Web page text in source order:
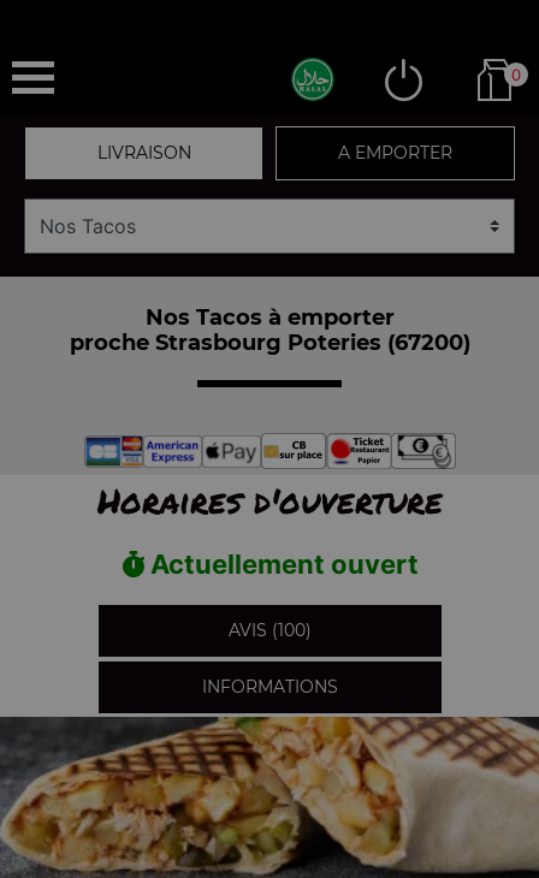
0
LIVRAISON A EMPORTER
Nos Tacos à emporter
proche Strasbourg Poteries (67200)
Horaires d'ouverture
Actuellement ouvert
AVIS (100)
INFORMATIONS